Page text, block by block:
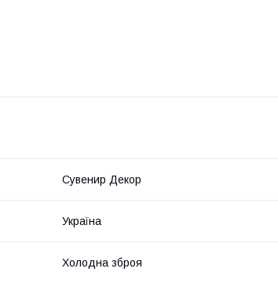
Сувенир Декор
Україна
Холодна зброя